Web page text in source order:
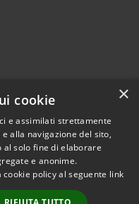
© 2026 • Comune di
Spoleto • Powered by
Municipium• Accesso
×
cookie
e assimilati strettamente
alla navigazione del sito,
al solo fine di elaborare
e anonime.
policy al seguente link